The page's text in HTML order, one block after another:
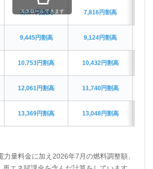
8,137円割高 7,816円割高
9,445円割高 9,124円割高
10,753円割高 10,432円割高
12,061円割高 11,740円割高
13,369円割高 13,048円割高
スクロールできます
量料金に加え2026年7月の燃料調整額、